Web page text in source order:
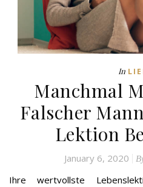
In
Manchmal
Falscher
Lektion
January 6, 2020
Ihre wertvollste